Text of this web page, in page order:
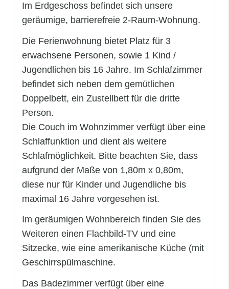
Im Erdgeschoss befindet sich unsere
geräumige, barrierefreie 2-Raum-Wohnung.
Die Ferienwohnung bietet Platz für 3
erwachsene Personen, sowie 1 Kind /
Jugendlichen bis 16 Jahre. Im Schlafzimmer
befindet sich neben dem gemütlichen
Doppelbett, ein Zustellbett für die dritte
Person.
Die Couch im Wohnzimmer verfügt über eine
Schlaffunktion und dient als weitere
Schlafmöglichkeit. Bitte beachten Sie, dass
aufgrund der Maße von 1,80m x 0,80m,
diese nur für Kinder und Jugendliche bis
maximal 16 Jahre vorgesehen ist.
Im geräumigen Wohnbereich finden Sie des
Weiteren einen Flachbild-TV und eine
Sitzecke, wie eine amerikanische Küche (mit
Geschirrspülmaschine.
Das Badezimmer verfügt über eine